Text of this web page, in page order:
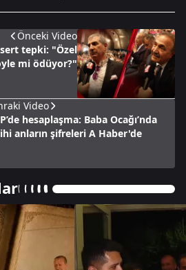
Önceki Video
tepki: "Özel
mi ödüyor?"
Video
hesaplaşma: Baba Ocağı’nda
anların şifreleri A Haber'de